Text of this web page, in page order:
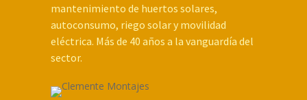
mantenimiento de huertos solares,
autoconsumo, riego solar y movilidad
eléctrica. Más de 40 años a la vanguardía del
sector.